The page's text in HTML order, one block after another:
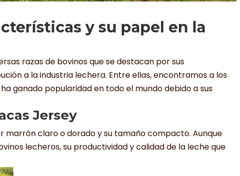
y su papel en la
razas de bovinos que se destacan por sus
a la industria lechera. Entre ellas, encontramos a los
ganado popularidad en todo el mundo debido a sus
Jersey
marrón claro o dorado y su tamaño compacto. Aunque
lecheros, su productividad y calidad de la leche que